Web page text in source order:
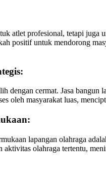
atlet profesional, tetapi juga
positif untuk mendorong
dengan cermat. Jasa bangun
oleh masyarakat luas,
lapangan olahraga
aktivitas olahraga tertentu,